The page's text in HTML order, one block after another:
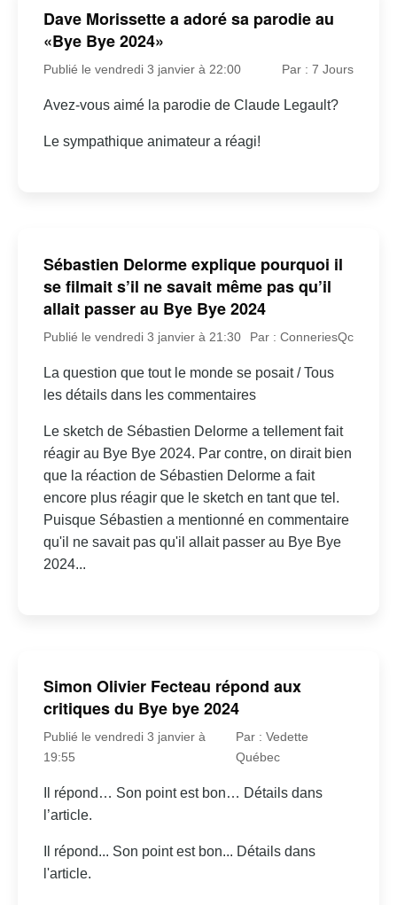
Dave Morissette a adoré sa parodie au
«Bye Bye 2024»
Publié le vendredi 3 janvier à 22:00 Par : 7 Jours
Avez-vous aimé la parodie de Claude Legault?
Le sympathique animateur a réagi!
Sébastien Delorme explique pourquoi il
se filmait s’il ne savait même pas qu’il
allait passer au Bye Bye 2024
Publié le vendredi 3 janvier à 21:30 Par : ConneriesQc
La question que tout le monde se posait / Tous
les détails dans les commentaires
Le sketch de Sébastien Delorme a tellement fait
réagir au Bye Bye 2024. Par contre, on dirait bien
que la réaction de Sébastien Delorme a fait
encore plus réagir que le sketch en tant que tel.
Puisque Sébastien a mentionné en commentaire
qu'il ne savait pas qu'il allait passer au Bye Bye
2024...
Simon Olivier Fecteau répond aux
critiques du Bye bye 2024
Publié le vendredi 3 janvier à
19:55
Par : Vedette
Québec
Il répond… Son point est bon… Détails dans
l’article.
Il répond... Son point est bon... Détails dans
l'article.